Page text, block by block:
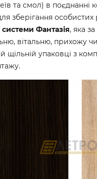
та смол) в поєднанні
зберігання
Фантазія, яка
вітальню, прихожу
щільній упаковці з